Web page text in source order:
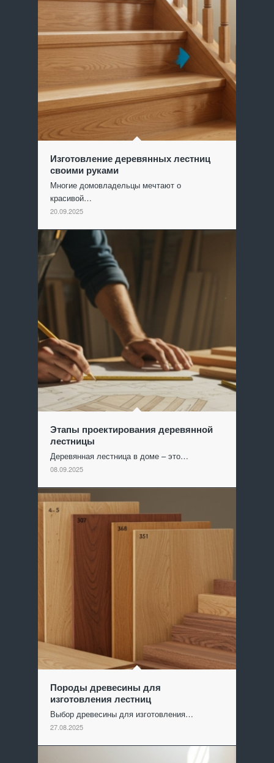
Изготовление деревянных лестниц
своими руками
Многие домовладельцы мечтают о
красивой…
20.09.2025
Этапы проектирования деревянной
лестницы
Деревянная лестница в доме – это…
08.09.2025
Породы древесины для
изготовления лестниц
Выбор древесины для изготовления…
27.08.2025